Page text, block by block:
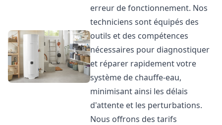
erreur de fonctionnement. Nos
techniciens sont équipés des
outils et des compétences
nécessaires pour diagnostiquer
et réparer rapidement votre
système de chauffe-eau,
minimisant ainsi les délais
d'attente et les perturbations.
Nous offrons des tarifs